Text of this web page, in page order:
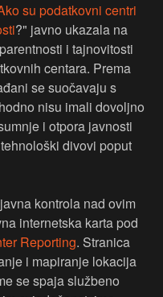
su podatkovni centri
?" javno ukazala na
i tajnovitosti
centara. Prema
se suočavaju s
nisu imali dovoljno
i otpora javnosti
divovi poput
kontrola nad ovim
internetska karta pod
Reporting. Stranica
i mapiranje lokacija
se spaja službeno